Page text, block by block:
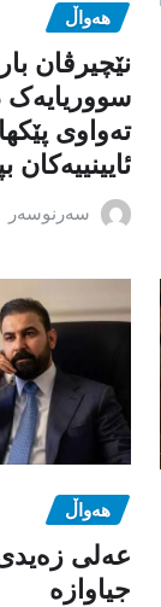
هەواڵ
نێچیرڤان
تەواوی
ئایینییەکان
سەرنوسەر
هەواڵ
عەلی
جیاوازە